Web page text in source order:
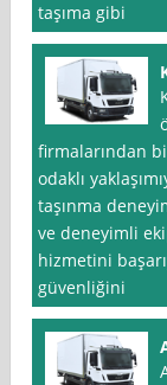
taşıma gibi
firmalarından
odaklı
taşınma
ve deneyimli
hizmetini
güvenliğini